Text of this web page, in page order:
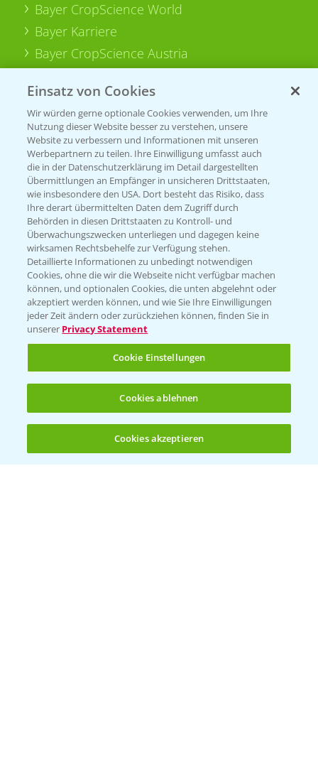
(noch 4)
Bayer CropScience World
Bayer Karriere
Bayer CropScience Austria
Presse
Vegetables Deutschland
Infos
LINKS
Apps
Wetter Aktuell
BROSCHÜREN
Ackerbau
Saatgut
Sonderkulturen
Verantwortung & Sorgfalt
PAMIRA - Packmittelrücknahme
Sammelstellen und Termine
Einsatz von Cookies
Wir würden gerne optionale Cookies verwenden, um Ihre
Nutzung dieser Website besser zu verstehen, unsere
Website zu verbessern und Informationen mit unseren
Werbepartnern zu teilen. Ihre Einwilligung umfasst auch
die in der Datenschutzerklärung im Detail dargestellten
Übermittlungen an Empfänger in unsicheren Drittstaaten,
wie insbesondere den USA. Dort besteht das Risiko, dass
Ihre derart übermittelten Daten dem Zugriff durch
Behörden in diesen Drittstaaten zu Kontroll- und
Überwachungszwecken unterliegen und dagegen keine
wirksamen Rechtsbehelfe zur Verfügung stehen.
Detaillierte Informationen zu unbedingt notwendigen
Cookies, ohne die wir die Webseite nicht verfügbar machen
können, und optionalen Cookies, die unten abgelehnt oder
akzeptiert werden können, und wie Sie Ihre Einwilligungen
jeder Zeit ändern oder zurückziehen können, finden Sie in
unserer Privacy Statement
Cookie Einstellungen
Cookies ablehnen
Cookies akzeptieren